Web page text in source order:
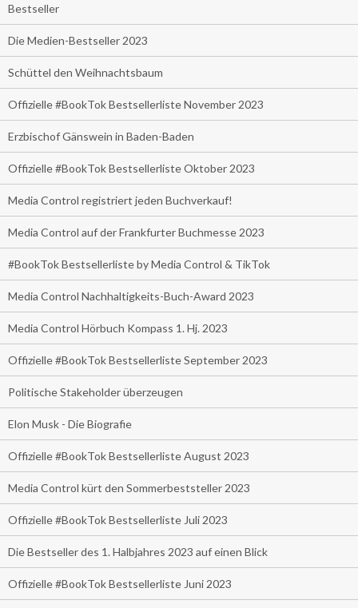
Bestseller
Die Medien-Bestseller 2023
Schüttel den Weihnachtsbaum
Offizielle #BookTok Bestsellerliste November 2023
Erzbischof Gänswein in Baden-Baden
Offizielle #BookTok Bestsellerliste Oktober 2023
Media Control registriert jeden Buchverkauf!
Media Control auf der Frankfurter Buchmesse 2023
#BookTok Bestsellerliste by Media Control & TikTok
Media Control Nachhaltigkeits-Buch-Award 2023
Media Control Hörbuch Kompass 1. Hj. 2023
Offizielle #BookTok Bestsellerliste September 2023
Politische Stakeholder überzeugen
Elon Musk - Die Biografie
Offizielle #BookTok Bestsellerliste August 2023
Media Control kürt den Sommerbeststeller 2023
Offizielle #BookTok Bestsellerliste Juli 2023
Die Bestseller des 1. Halbjahres 2023 auf einen Blick
Offizielle #BookTok Bestsellerliste Juni 2023